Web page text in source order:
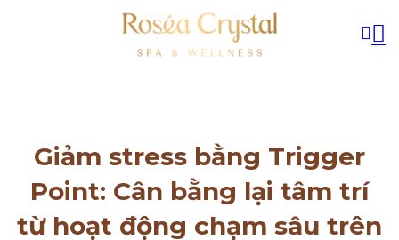
Giảm stress bằng Trigger
Point: Cân bằng lại tâm trí
từ hoạt động chạm sâu trên